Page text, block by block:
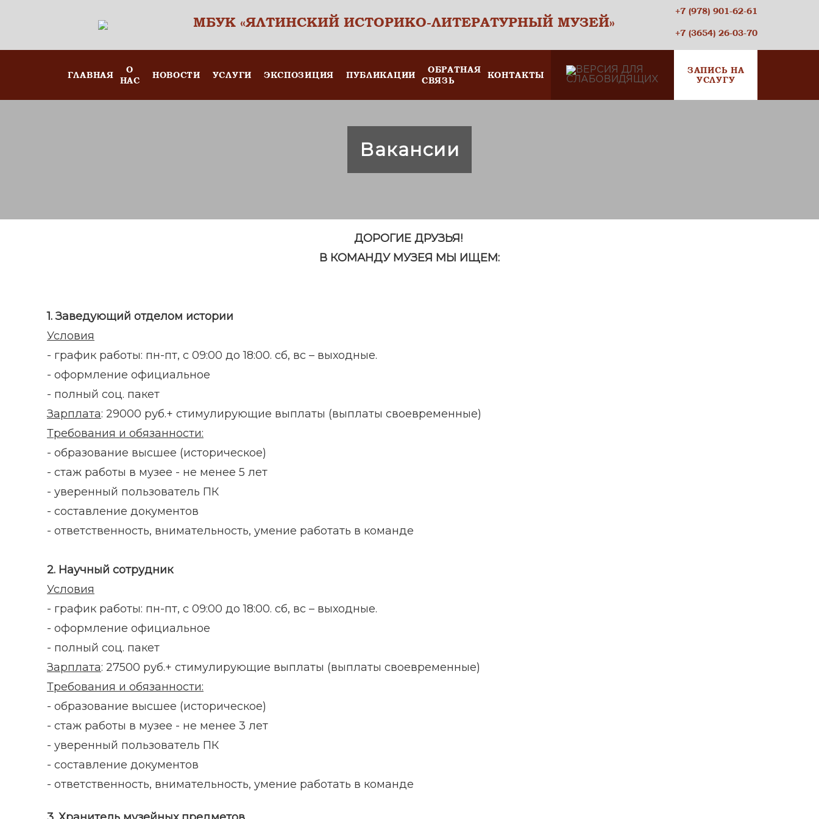
МБУК «ЯЛТИНСКИЙ ИСТОРИКО-ЛИТЕРАТУРНЫЙ МУЗЕЙ»
+7 (978) 901-62-61
+7 (3654) 26-03-70
ГЛАВНАЯ
О
НАС
НОВОСТИ УСЛУГИ ЭКСПОЗИЦИЯ ПУБЛИКАЦИИ
ОБРАТНАЯ
СВЯЗЬ
КОНТАКТЫ
ЗАПИСЬ НА
УСЛУГУ
Вакансии
ДОРОГИЕ ДРУЗЬЯ!
В КОМАНДУ МУЗЕЯ МЫ ИЩЕМ:
1. Заведующий отделом истории
Условия
- график работы: пн-пт, с 09:00 до 18:00. сб, вс – выходные.
- оформление официальное
- полный соц. пакет
Зарплата: 29000 руб.+ стимулирующие выплаты (выплаты своевременные)
Требования и обязанности:
- образование высшее (историческое)
- стаж работы в музее - не менее 5 лет
- уверенный пользователь ПК
- составление документов
- ответственность, внимательность, умение работать в команде
2. Научный сотрудник
Условия
- график работы: пн-пт, с 09:00 до 18:00. сб, вс – выходные.
- оформление официальное
- полный соц. пакет
Зарплата: 27500 руб.+ стимулирующие выплаты (выплаты своевременные)
Требования и обязанности:
- образование высшее (историческое)
- стаж работы в музее - не менее 3 лет
- уверенный пользователь ПК
- составление документов
- ответственность, внимательность, умение работать в команде